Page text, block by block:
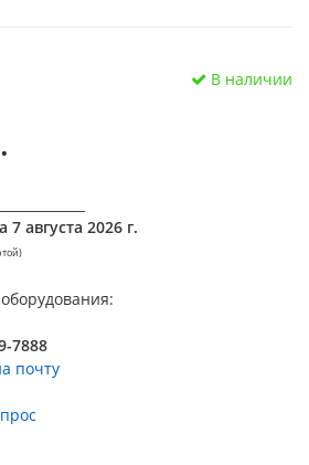
В наличии
7 августа 2026 г.
7888
почту